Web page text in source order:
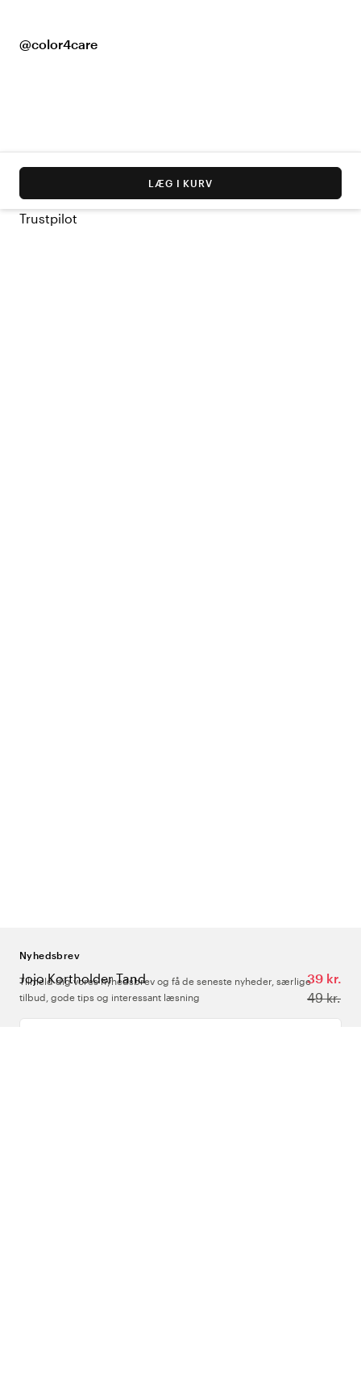
@color4care
Jojo Kortholder Tand
39 kr.
49 kr.
LÆG I KURV
Trustpilot
Nyhedsbrev
Tilmeld dig vores nyhedsbrev og få de seneste nyheder, særlige
tilbud, gode tips og interessant læsning
Indtast din e-mailadresse